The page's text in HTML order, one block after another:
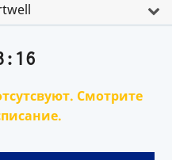
Смотрите